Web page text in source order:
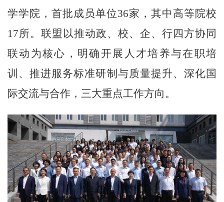
学学院，首批成员单位36家，其中高等院校
17所。联盟以推动政、校、企、行四方协同
联动为核心，明确开展人才培养与在职培
训、推进服务标准研制与质量提升、深化国
际交流与合作，三大重点工作方向。